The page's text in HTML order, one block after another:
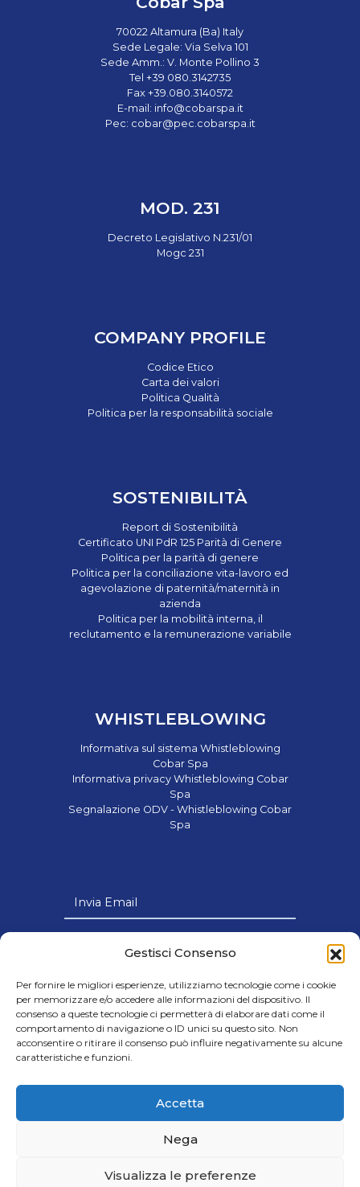
Gestisci Consenso
Per fornire le migliori esperienze, utilizziamo tecnologie come i cookie
per memorizzare e/o accedere alle informazioni del dispositivo. Il
consenso a queste tecnologie ci permetterà di elaborare dati come il
comportamento di navigazione o ID unici su questo sito. Non
acconsentire o ritirare il consenso può influire negativamente su alcune
caratteristiche e funzioni.
Accetta
Nega
Visualizza le preferenze
70022 Altamura (Ba) Italy
Sede Legale: Via Selva 101
Sede Amm.: V. Monte Pollino 3
Tel +39 080.3142735
Fax +39.080.3140572
E-mail: info@cobarspa.it
Pec: cobar@pec.cobarspa.it
MOD. 231
Decreto Legislativo N.231/01
Mogc 231
COMPANY PROFILE
Codice Etico
Carta dei valori
Politica Qualità
Politica per la responsabilità sociale
SOSTENIBILITÀ
Report di Sostenibilità
Certificato UNI PdR 125 Parità di Genere
Politica per la parità di genere
Politica per la conciliazione vita-lavoro ed
agevolazione di paternità/maternità in
azienda
Politica per la mobilità interna, il
reclutamento e la remunerazione variabile
WHISTLEBLOWING
Informativa sul sistema Whistleblowing
Cobar Spa
Informativa privacy Whistleblowing Cobar
Spa
Segnalazione ODV - Whistleblowing Cobar
Spa
Invia Email
Link Utili
© 2024 Cobar s.p.a - Società con Socio
Unico soggetta all’attività di Direzione e
C.F. e P.IVA IT06605700720